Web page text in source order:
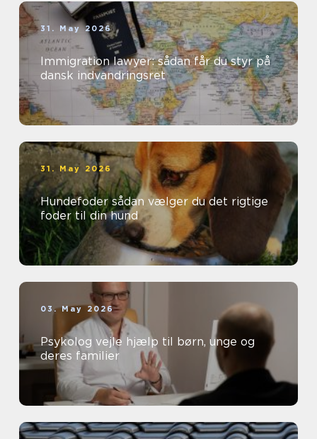
31. May 2026
Immigration lawyer: sådan får du styr på
dansk indvandringsret
31. May 2026
Hundefoder sådan vælger du det rigtige
foder til din hund
03. May 2026
Psykolog vejle hjælp til børn, unge og
deres familier